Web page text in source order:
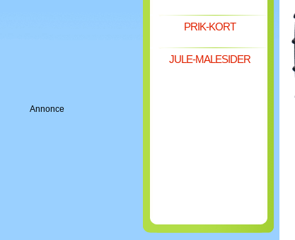
Annonce
PRIK-KORT
JULE-MALESIDER